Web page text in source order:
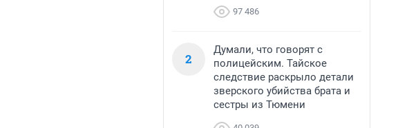
97 486
2
Думали, что говорят с
полицейским. Тайское
следствие раскрыло детали
зверского убийства брата и
сестры из Тюмени